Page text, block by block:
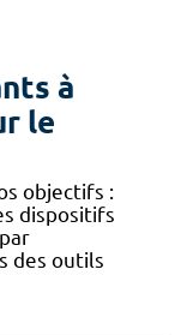
à
le
objectifs :
dispositifs
des outils